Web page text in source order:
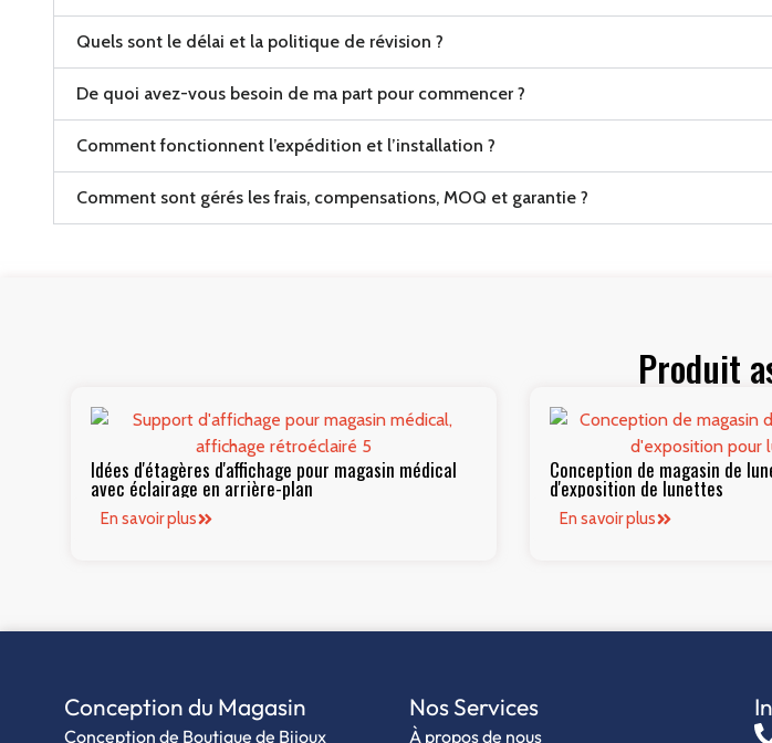
Quels sont le délai et la politique de révision ?
De quoi avez-vous besoin de ma part pour commencer ?
Comment fonctionnent l’expédition et l’installation ?
Comment sont gérés les frais, compensations, MOQ et garantie ?
Produit
Idées d'étagères d'affichage pour magasin médical
avec éclairage en arrière-plan
En savoir plus
Conception de magasin de
d'exposition de lunettes
En savoir plus
Conception du Magasin
Conception de Boutique de Bijoux
Nos Services
À propos de nous